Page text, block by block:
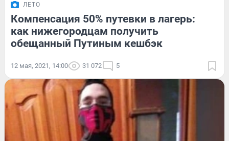
ЛЕТО
Компенсация 50% путевки в лагерь:
как нижегородцам получить
обещанный Путиным кешбэк
12 мая, 2021, 14:00 31 072 5